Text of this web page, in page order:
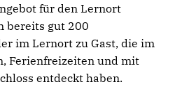
für den Lernort
bereits gut 200
im Lernort zu Gast, die im
Ferienfreizeiten und mit
entdeckt haben.